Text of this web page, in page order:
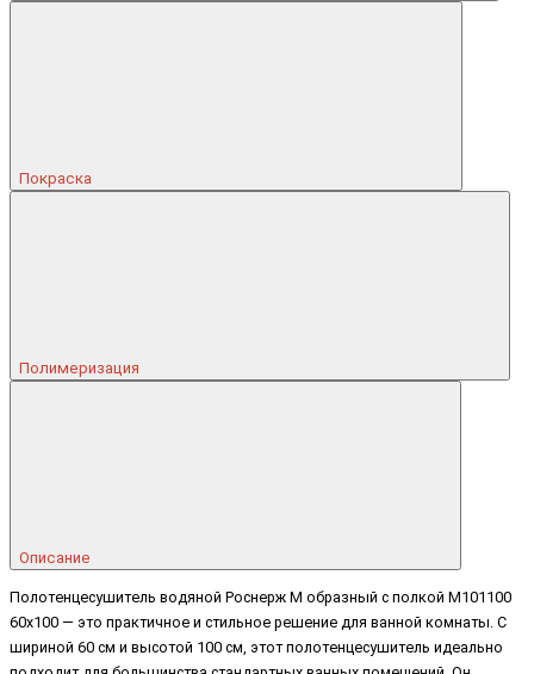
Покраска
Полимеризация
Описание
Полотенцесушитель водяной Роснерж М образный с полкой M101100
60x100 — это практичное и стильное решение для ванной комнаты. С
шириной 60 см и высотой 100 см, этот полотенцесушитель идеально